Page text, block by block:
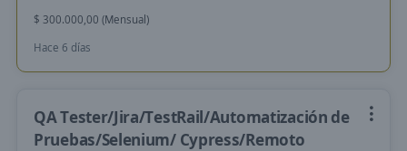
$ 300.000,00 (Mensual)
Hace 6 días
QA Tester/Jira/TestRail/Automatización de
Pruebas/Selenium/ Cypress/Remoto